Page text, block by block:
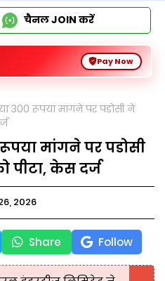
चैनलJOIN करें
Pay Now
300 रूपया मांगने पर पडोसी ने
मांगने पर पडोसी
पीटा, केस दर्ज
2026
Share Follow